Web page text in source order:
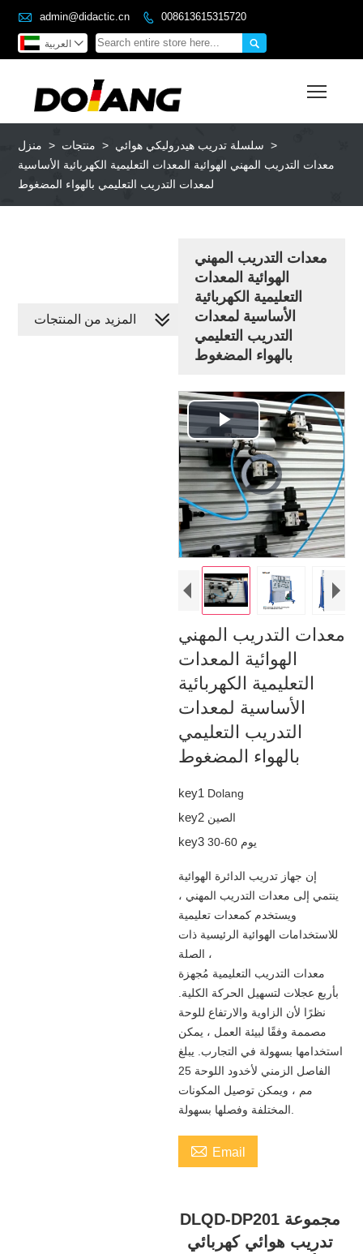
 admin@didactic.cn  008613615315720
 العربية 
منزل > منتجات > سلسلة تدريب هيدروليكي هوائي >
معدات التدريب المهني الهوائية المعدات التعليمية الكهربائية الأساسية
لمعدات التدريب التعليمي بالهواء المضغوط
معدات التدريب المهني
الهوائية المعدات
التعليمية الكهربائية
الأساسية لمعدات
التدريب التعليمي
بالهواء المضغوط
Video
Player
is
loading.
Play
Video
معدات التدريب المهني
الهوائية المعدات
التعليمية الكهربائية
الأساسية لمعدات
التدريب التعليمي
بالهواء المضغوط
key1 Dolang
key2 الصين
key3 30-60 يوم
إن جهاز تدريب الدائرة الهوائية
ينتمي إلى معدات التدريب المهني ،
ويستخدم كمعدات تعليمية
للاستخدامات الهوائية الرئيسية ذات
الصلة ،
معدات التدريب التعليمية مُجهزة
بأربع عجلات لتسهيل الحركة الكلية.
نظرًا لأن الزاوية والارتفاع للوحة
مصممة وفقًا لبيئة العمل ، يمكن
استخدامها بسهولة في التجارب. يبلغ
الفاصل الزمني لأخدود اللوحة 25
مم ، ويمكن توصيل المكونات
 Email
DLQD-DP201 مجموعة
تدريب هوائي كهربائي
المزيد من المنتجات